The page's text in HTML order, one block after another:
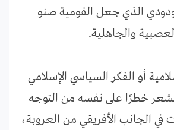
الذي جعل القومية صنو
والجاهلية.
أو الفكر السياسي الإسلامي
خطرًا على نفسه من التوجه
في الجانب الأفريقي من العروبة،